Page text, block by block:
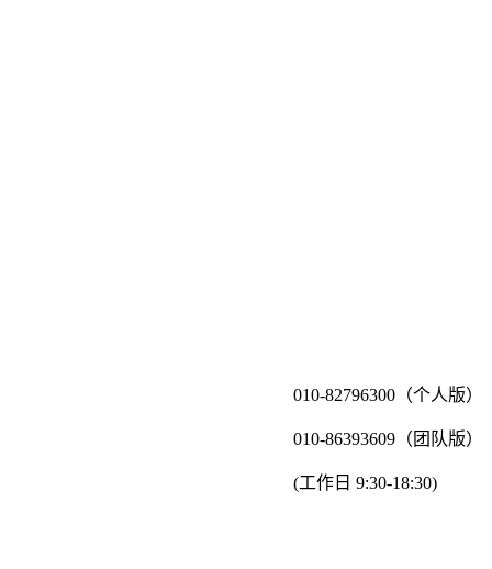
010-82796300（个人版）
010-86393609（团队版）
(工作日 9:30-18:30)